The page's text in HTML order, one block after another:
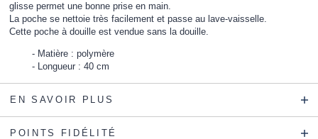
glisse permet une bonne prise en main.
La poche se nettoie très facilement et passe au lave-vaisselle.
Cette poche à douille est vendue sans la douille.
Matière : polymère
Longueur : 40 cm
EN SAVOIR PLUS
POINTS FIDÉLITÉ